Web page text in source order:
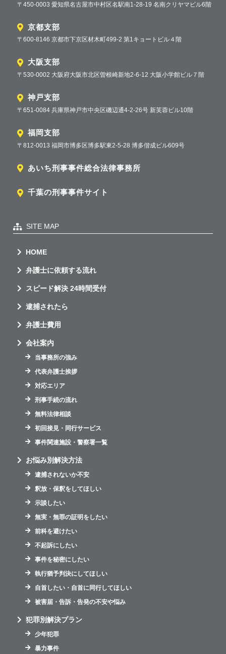
〒450-0003 愛知県名古屋市中村区名駅南1-28-19 名南クリヤマビル6階
京都支部
〒600-8146 京都市下京区材木町499-2 第1キョートビル４階
大阪支部
〒530-0002 大阪府大阪市北区曽根崎新地2-6-12 大阪小学館ビル７階
神戸支部
〒651-0084 兵庫県神戸市中央区磯辺通4-2-26号 新芙蓉ビル10階
福岡支部
〒812-0013 福岡市博多区博多駅東2-5-28 博多偕成ビル609号
あいち刑事事件総合法律事務所
千葉の刑事事件サイト
SITE MAP
HOME
弁護士に依頼する流れ
スピード解決 24時間受付
逮捕されたら
弁護士費用
会社案内
当事務所の強み
代表弁護士挨拶
対応エリア
刑事手続の流れ
無料法律相談
初回接見・同行サービス
事件関連施設・警察署一覧
お悩み別解決方法
逮捕されないか不安
釈放・保釈をしてほしい
示談したい
無実・無罪の証明をしたい
前科を避けたい
不起訴にしたい
事件を秘密にしたい
執行猶予判決にしてほしい
自首したい・自首に同行してほしい
被害届・告訴・告発の不安や悩み
犯罪別解決プラン
少年犯罪
暴力事件